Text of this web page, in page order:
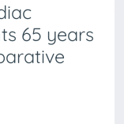
65 years